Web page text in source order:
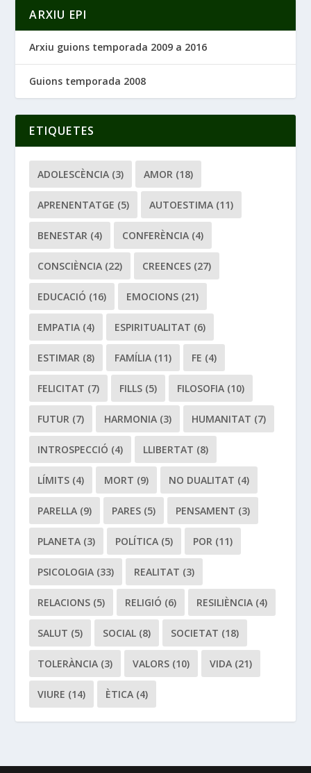
ARXIU EPI
Arxiu guions temporada 2009 a 2016
Guions temporada 2008
ETIQUETES
ADOLESCÈNCIA (3) AMOR (18)
APRENENTATGE (5) AUTOESTIMA (11)
BENESTAR (4) CONFERÈNCIA (4)
CONSCIÈNCIA (22) CREENCES (27)
EDUCACIÓ (16) EMOCIONS (21)
EMPATIA (4) ESPIRITUALITAT (6)
ESTIMAR (8) FAMÍLIA (11) FE (4)
FELICITAT (7) FILLS (5) FILOSOFIA (10)
FUTUR (7) HARMONIA (3) HUMANITAT (7)
INTROSPECCIÓ (4) LLIBERTAT (8)
LÍMITS (4) MORT (9) NO DUALITAT (4)
PARELLA (9) PARES (5) PENSAMENT (3)
PLANETA (3) POLÍTICA (5) POR (11)
PSICOLOGIA (33) REALITAT (3)
RELACIONS (5) RELIGIÓ (6) RESILIÈNCIA (4)
SALUT (5) SOCIAL (8) SOCIETAT (18)
TOLERÀNCIA (3) VALORS (10) VIDA (21)
VIURE (14) ÈTICA (4)